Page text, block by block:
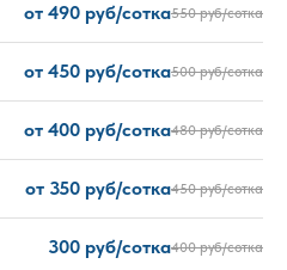
от 490 руб/сотка550 руб/сотка
от 450 руб/сотка500 руб/сотка
от 400 руб/сотка480 руб/сотка
от 350 руб/сотка450 руб/сотка
300 руб/сотка400 руб/сотка